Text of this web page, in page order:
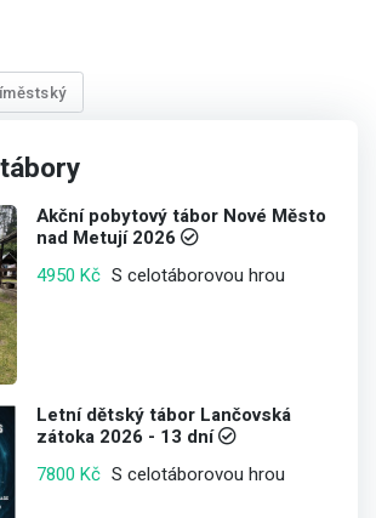
Akční pobytový tábor Nové Město
nad Metují 2026
4950 Kč S celotáborovou hrou
Letní dětský tábor Lančovská
zátoka 2026 - 13 dní
7800 Kč S celotáborovou hrou